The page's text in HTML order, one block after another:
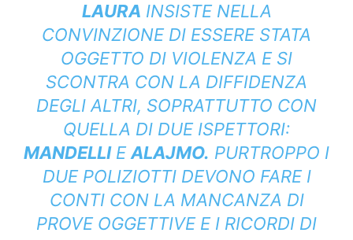
LAURA INSISTE NELLA
CONVINZIONE DI ESSERE STATA
OGGETTO DI VIOLENZA E SI
SCONTRA CON LA DIFFIDENZA
DEGLI ALTRI, SOPRATTUTTO CON
QUELLA DI DUE ISPETTORI:
MANDELLIEALAJMO. PURTROPPO I
DUE POLIZIOTTI DEVONO FARE I
CONTI CON LA MANCANZA DI
PROVE OGGETTIVE E I RICORDI DI